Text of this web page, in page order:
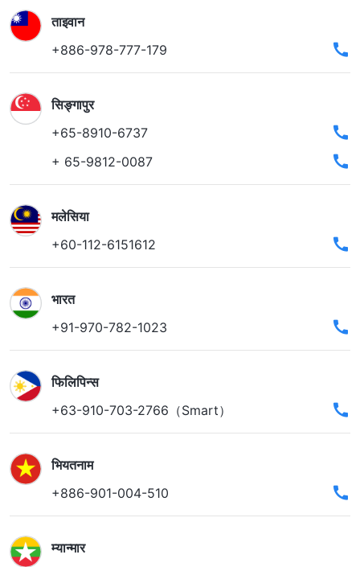
ताइवान
+886-978-777-179
सिङ्गापुर
+65-8910-6737
+ 65-9812-0087
मलेसिया
+60-112-6151612
भारत
+91-970-782-1023
फिलिपिन्स
+63-910-703-2766（Smart）
भियतनाम
+886-901-004-510
म्यान्मार